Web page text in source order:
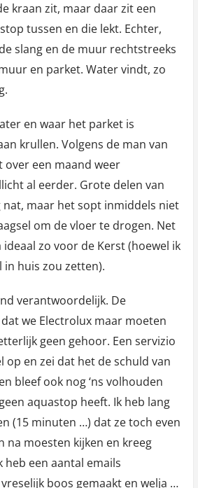
kraan zit, maar daar zit een
tussen en die lekt. Echter,
slang en de muur rechtstreeks
en parket. Water vindt, zo
en waar het parket is
krullen. Volgens de man van
over een maand weer
al eerder. Grote delen van
maar het sopt inmiddels niet
om de vloer te drogen. Net
zo voor de Kerst (hoewel ik
huis zou zetten).
verantwoordelijk. De
we Electrolux maar moeten
geen gehoor. Een servizio
op en zei dat het de schuld van
bleef ook nog ‘ns volhouden
aquastop heeft. Ik heb lang
(15 minuten …) dat ze toch even
na moesten kijken en kreeg
heb een aantal emails
boos gemaakt en welja …